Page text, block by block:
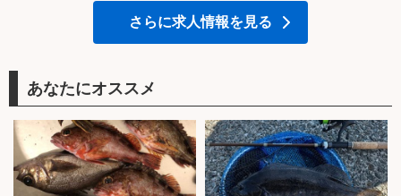
さらに求人情報を見る
あなたにオススメ